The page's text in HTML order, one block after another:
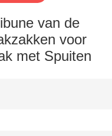
van de
voor
met Spuiten